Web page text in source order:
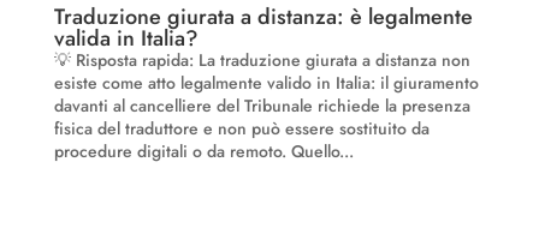
Traduzione giurata a distanza: è legalmente
valida in Italia?
💡 Risposta rapida: La traduzione giurata a distanza non
esiste come atto legalmente valido in Italia: il giuramento
davanti al cancelliere del Tribunale richiede la presenza
fisica del traduttore e non può essere sostituito da
procedure digitali o da remoto. Quello...